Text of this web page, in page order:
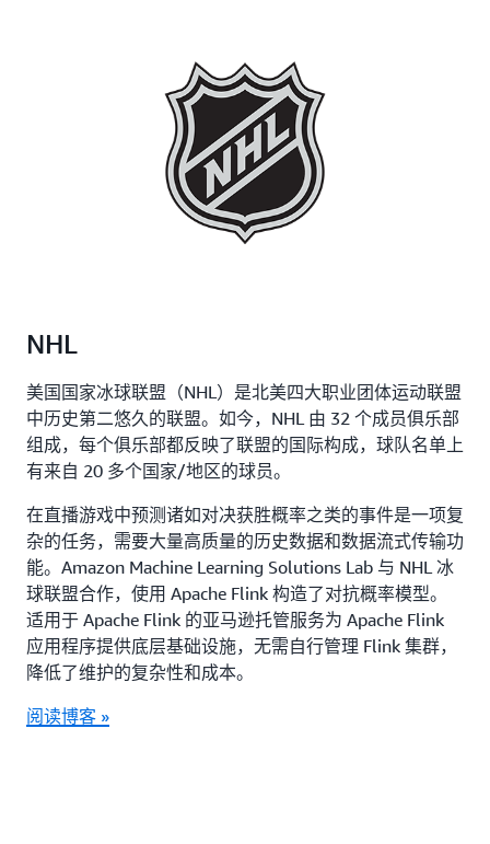
NHL
美国国家冰球联盟（NHL）是北美四大职业团体运动联盟
中历史第二悠久的联盟。如今，NHL 由 32 个成员俱乐部
组成，每个俱乐部都反映了联盟的国际构成，球队名单上
有来自 20 多个国家/地区的球员。
在直播游戏中预测诸如对决获胜概率之类的事件是一项复
杂的任务，需要大量高质量的历史数据和数据流式传输功
能。Amazon Machine Learning Solutions Lab 与 NHL 冰
球联盟合作，使用 Apache Flink 构造了对抗概率模型。
适用于 Apache Flink 的亚马逊托管服务为 Apache Flink
应用程序提供底层基础设施，无需自行管理 Flink 集群，
降低了维护的复杂性和成本。
阅读博客 »